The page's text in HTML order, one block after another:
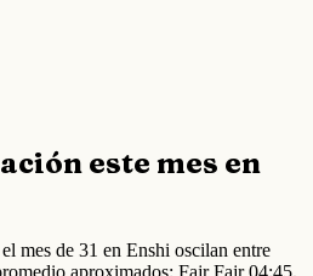
este mes en
mes de 31 en Enshi oscilan entre
aproximados: Fajr Fajr 04:45,